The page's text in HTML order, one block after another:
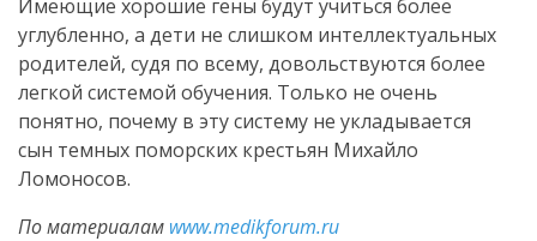
Имеющие хорошие гены будут учиться более
углубленно, а дети не слишком интеллектуальных
родителей, судя по всему, довольствуются более
легкой системой обучения. Только не очень
понятно, почему в эту систему не укладывается
сын темных поморских крестьян Михайло
Ломоносов.
По материалам www.medikforum.ru